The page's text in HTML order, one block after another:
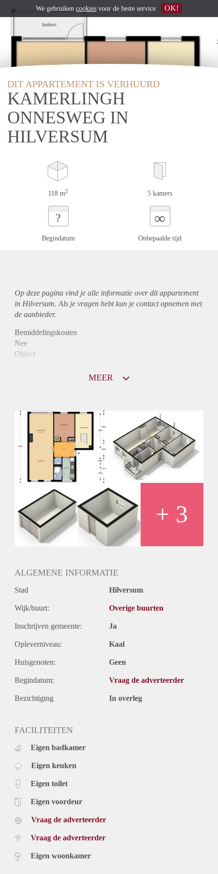
DIT APPARTEMENT IS VERHUURD
KAMERLINGH
ONNESWEG IN
HILVERSUM
118 m2 5 kamers
?
Begindatum
∞
Onbepaalde tijd
Op deze pagina vind je alle informatie over ditappartement
in Hilversum. Als je vragen hebt kun je contact opnemen met
de aanbieder.
Bemiddelingskosten
Nee
Object
Niet mogelijk
Inkomen eis
3,1 X Maandhuur Bruto
Huurtermijn
Onbepaalde termijn
Oplevering
MEER
+ 3
ALGEMENE INFORMATIE
Stad Hilversum
Wijk/buurt: Overige buurten
Inschrijven gemeente: Ja
Opleverniveau: Kaal
Huisgenoten: Geen
Begindatum: Vraag de adverteerder
Bezichtiging In overleg
FACILITEITEN
Eigen badkamer
Eigen keuken
Eigen toilet
Eigen voordeur
Vraag de adverteerder
Vraag de adverteerder
Eigen woonkamer
We gebruiken cookies voor de beste service OK!